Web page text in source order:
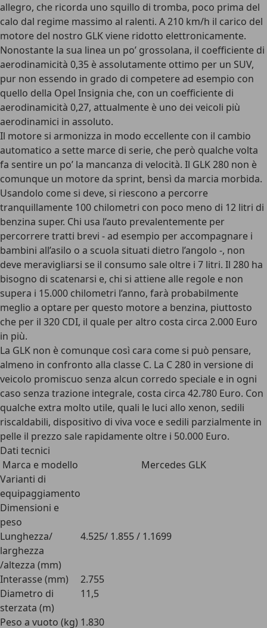
allegro, che ricorda uno squillo di tromba, poco prima del
calo dal regime massimo al ralenti. A 210 km/h il carico del
motore del nostro GLK viene ridotto elettronicamente.
Nonostante la sua linea un po’ grossolana, il coefficiente di
aerodinamicità 0,35 è assolutamente ottimo per un SUV,
pur non essendo in grado di competere ad esempio con
quello della Opel Insignia che, con un coefficiente di
aerodinamicità 0,27, attualmente è uno dei veicoli più
aerodinamici in assoluto.
Il motore si armonizza in modo eccellente con il cambio
automatico a sette marce di serie, che però qualche volta
fa sentire un po’ la mancanza di velocità. Il GLK 280 non è
comunque un motore da sprint, bensì da marcia morbida.
Usandolo come si deve, si riescono a percorre
tranquillamente 100 chilometri con poco meno di 12 litri di
benzina super. Chi usa l’auto prevalentemente per
percorrere tratti brevi - ad esempio per accompagnare i
bambini all’asilo o a scuola situati dietro l’angolo -, non
deve meravigliarsi se il consumo sale oltre i 7 litri. Il 280 ha
bisogno di scatenarsi e, chi si attiene alle regole e non
supera i 15.000 chilometri l’anno, farà probabilmente
meglio a optare per questo motore a benzina, piuttosto
che per il 320 CDI, il quale per altro costa circa 2.000 Euro
in più.
La GLK non è comunque così cara come si può pensare,
almeno in confronto alla classe C. La C 280 in versione di
veicolo promiscuo senza alcun corredo speciale e in ogni
caso senza trazione integrale, costa circa 42.780 Euro. Con
qualche extra molto utile, quali le luci allo xenon, sedili
riscaldabili, dispositivo di viva voce e sedili parzialmente in
pelle il prezzo sale rapidamente oltre i 50.000 Euro.
Dati tecnici
Marca e modello
Mercedes GLK
Varianti di
equipaggiamento
Dimensioni e
peso
Lunghezza/
larghezza
/altezza (mm)
4.525/ 1.855 / 1.1699
Interasse (mm)
2.755
Diametro di
sterzata (m)
11,5
Peso a vuoto (kg) 1.830